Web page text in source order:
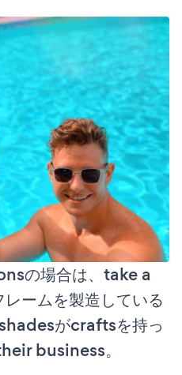
の場合は、take a
ームを製造している
がcraftsを持っ
business。